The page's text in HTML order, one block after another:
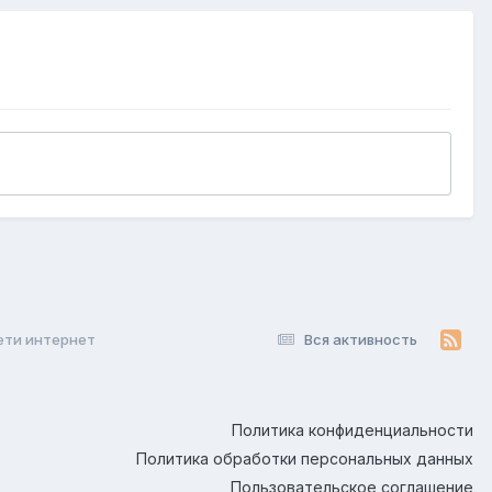
Вся активность
интернет
Политика конфиденциальности
Политика обработки персональных данных
Пользовательское соглашение